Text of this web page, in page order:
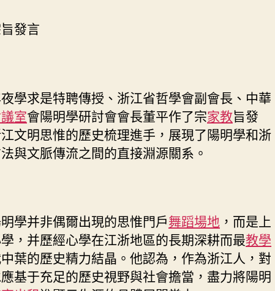
發言
學求是特聘傳授、浙江省哲學會副會長、中華
室會陽明學研討會會長董平作了宗家教旨發
文明思惟的歷史梳理進手，展現了陽明學和浙
與文脈傳流之間的直接淵源關系。
學并非偶爾出現的思惟門戶舞蹈場地 ，而是上
，并歷經心學在江浙地區的長期深耕而最教學
葉的歷史精力結晶。他認為，作為浙江人，對
基于充足的歷史視野與社會擔當，盡力將陽明